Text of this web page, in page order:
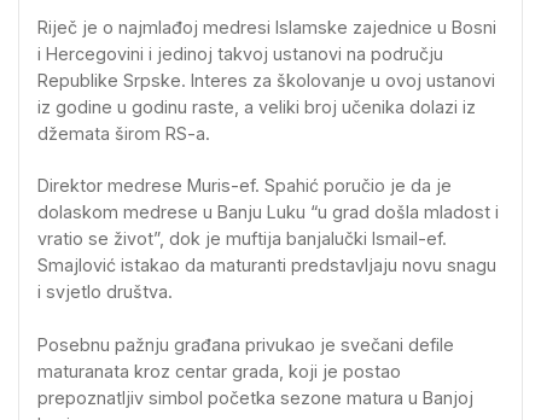
Riječ je o najmlađoj medresi Islamske zajednice u Bosni
i Hercegovini i jedinoj takvoj ustanovi na području
Republike Srpske. Interes za školovanje u ovoj ustanovi
iz godine u godinu raste, a veliki broj učenika dolazi iz
džemata širom RS-a.
Direktor medrese Muris-ef. Spahić poručio je da je
dolaskom medrese u Banju Luku “u grad došla mladost i
vratio se život”, dok je muftija banjalučki Ismail-ef.
Smajlović istakao da maturanti predstavljaju novu snagu
i svjetlo društva.
Posebnu pažnju građana privukao je svečani defile
maturanata kroz centar grada, koji je postao
prepoznatljiv simbol početka sezone matura u Banjoj